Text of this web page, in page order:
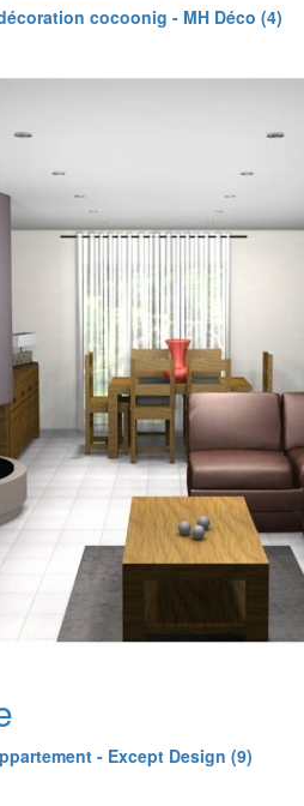
cocoonig - MH Déco (4)
- Except Design (9)